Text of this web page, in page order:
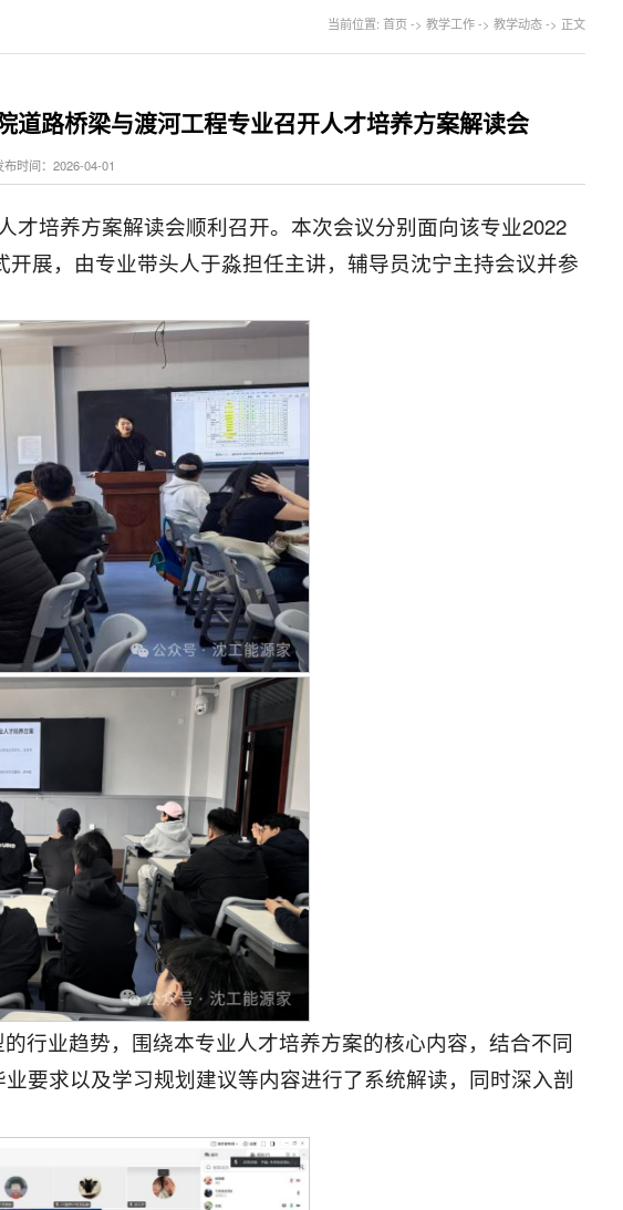
当前位置:首页->教学工作->教学动态-> 正文
路桥梁与渡河工程专业召开人才培养方案解读会
时间：2026-04-01
才培养方案解读会顺利召开。本次会议分别面向该专业2022
展，由专业带头人于淼担任主讲，辅导员沈宁主持会议并参
行业趋势，围绕本专业人才培养方案的核心内容，结合不同
要求以及学习规划建议等内容进行了系统解读，同时深入剖